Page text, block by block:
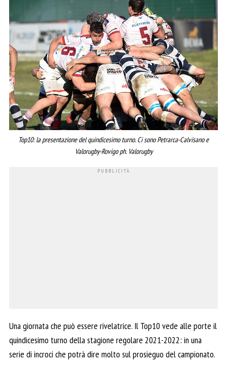
Top10: la presentazione del quindicesimo turno. Ci sono Petrarca-Calvisano e
Valorugby-Rovigo ph. Valorugby
Una giornata che può essere rivelatrice. Il Top10 vede alle porte il
quindicesimo turno della stagione regolare 2021-2022: in una
serie di incroci che potrà dire molto sul prosieguo del campionato.